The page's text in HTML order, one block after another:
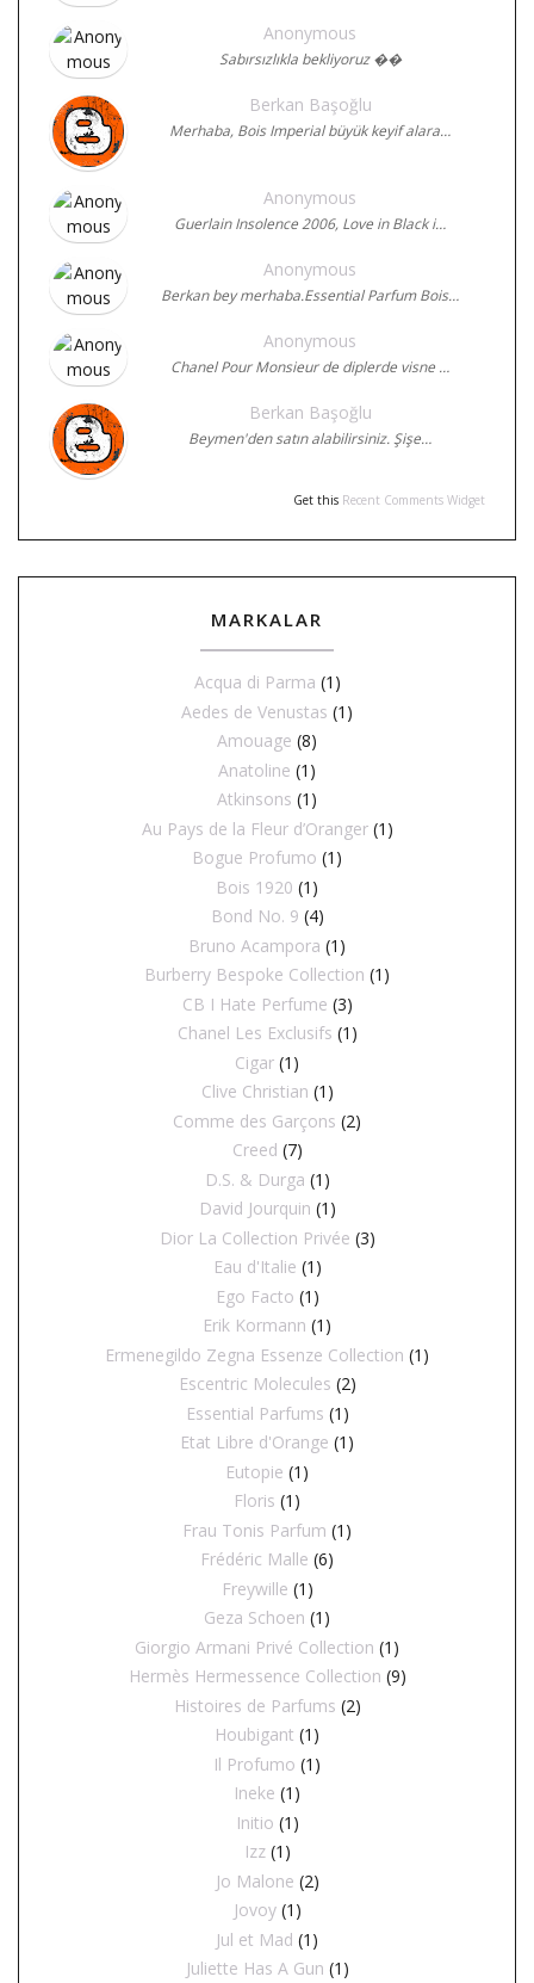
Anonymous
Sabırsızlıkla bekliyoruz ��
Berkan Başoğlu
Merhaba, Bois Imperial büyük keyif alara…
Anonymous
Guerlain Insolence 2006, Love in Black i…
Anonymous
Berkan bey merhaba.Essential Parfum Bois…
Anonymous
Chanel Pour Monsieur de diplerde visne …
Berkan Başoğlu
Beymen'den satın alabilirsiniz. Şişe…
Get this Recent Comments Widget
MARKALAR
Acqua di Parma (1)
Aedes de Venustas (1)
Amouage (8)
Anatoline (1)
Atkinsons (1)
Au Pays de la Fleur d’Oranger (1)
Bogue Profumo (1)
Bois 1920 (1)
Bond No. 9 (4)
Bruno Acampora (1)
Burberry Bespoke Collection (1)
CB I Hate Perfume (3)
Chanel Les Exclusifs (1)
Cigar (1)
Clive Christian (1)
Comme des Garçons (2)
Creed (7)
D.S. & Durga (1)
David Jourquin (1)
Dior La Collection Privée (3)
Eau d'Italie (1)
Ego Facto (1)
Erik Kormann (1)
Ermenegildo Zegna Essenze Collection (1)
Escentric Molecules (2)
Essential Parfums (1)
Etat Libre d'Orange (1)
Eutopie (1)
Floris (1)
Frau Tonis Parfum (1)
Frédéric Malle (6)
Freywille (1)
Geza Schoen (1)
Giorgio Armani Privé Collection (1)
Hermès Hermessence Collection (9)
Histoires de Parfums (2)
Houbigant (1)
Il Profumo (1)
Ineke (1)
Initio (1)
Izz (1)
Jo Malone (2)
Jovoy (1)
Jul et Mad (1)
Juliette Has A Gun (1)